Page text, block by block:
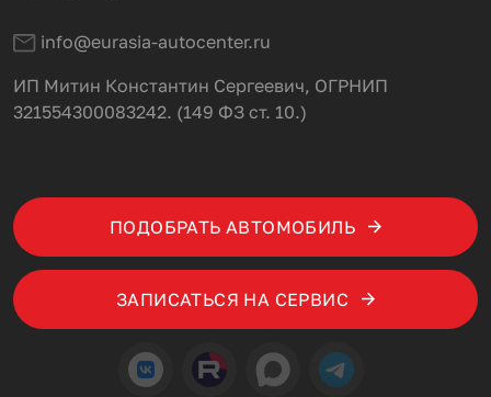
info@eurasia-autocenter.ru
ИП Митин Константин Сергеевич, ОГРНИП
321554300083242. (149 ФЗ ст. 10.)
ПОДОБРАТЬ АВТОМОБИЛЬ
ЗАПИСАТЬСЯ НА СЕРВИС